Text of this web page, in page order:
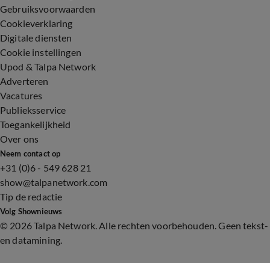
Gebruiksvoorwaarden
Cookieverklaring
Digitale diensten
Cookie instellingen
Upod & Talpa Network
Adverteren
Vacatures
Publieksservice
Toegankelijkheid
Over ons
Neem contact op
+31 (0)6 - 549 628 21
show@talpanetwork.com
Tip de redactie
Volg Shownieuws
© 2026 Talpa Network. Alle rechten voorbehouden. Geen tekst-
en datamining.